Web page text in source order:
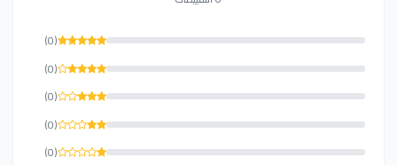
(0)
(0)
(0)
(0)
(0)